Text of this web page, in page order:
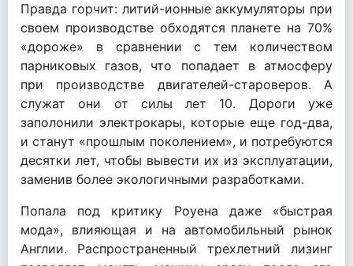
Правда горчит: литий-ионные аккумуляторы при
своем производстве обходятся планете на 70%
«дороже» в сравнении с тем количеством
парниковых газов, что попадает в атмосферу
при производстве двигателей-староверов. А
служат они от силы лет 10. Дороги уже
заполонили электрокары, которые еще год-два,
и станут «прошлым поколением», и потребуются
десятки лет, чтобы вывести их из эксплуатации,
заменив более экологичными разработками.
Попала под критику Роуена даже «быстрая
мода», влияющая и на автомобильный рынок
Англии. Распространенный трехлетний лизинг